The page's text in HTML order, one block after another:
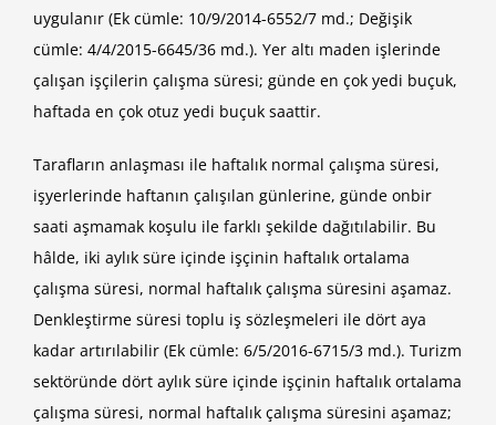
uygulanır (Ek cümle: 10/9/2014-6552/7 md.; Değişik
cümle: 4/4/2015-6645/36 md.). Yer altı maden işlerinde
çalışan işçilerin çalışma süresi; günde en çok yedi buçuk,
haftada en çok otuz yedi buçuk saattir.
Tarafların anlaşması ile haftalık normal çalışma süresi,
işyerlerinde haftanın çalışılan günlerine, günde onbir
saati aşmamak koşulu ile farklı şekilde dağıtılabilir. Bu
hâlde, iki aylık süre içinde işçinin haftalık ortalama
çalışma süresi, normal haftalık çalışma süresini aşamaz.
Denkleştirme süresi toplu iş sözleşmeleri ile dört aya
kadar artırılabilir (Ek cümle: 6/5/2016-6715/3 md.). Turizm
sektöründe dört aylık süre içinde işçinin haftalık ortalama
çalışma süresi, normal haftalık çalışma süresini aşamaz;